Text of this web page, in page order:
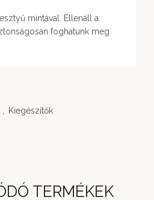
mintával. Ellenáll a
foghatunk meg
Kiegészítők
TERMÉKEK